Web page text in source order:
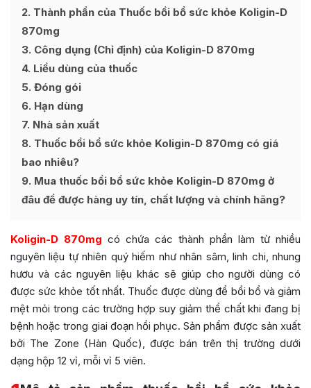
2 Thành phần của Thuốc bồi bổ sức khỏe Koligin-D
870mg
3 Công dụng (Chỉ định) của Koligin-D 870mg
4 Liều dùng của thuốc
5 Đóng gói
6 Hạn dùng
7 Nhà sản xuất
8 Thuốc bồi bổ sức khỏe Koligin-D 870mg có giá
bao nhiêu?
9 Mua thuốc bồi bổ sức khỏe Koligin-D 870mg ở
đâu để được hàng uy tín, chất lượng và chính hãng?
Koligin-D 870mg có chứa các thành phần làm từ nhiều
nguyên liệu tự nhiên quý hiếm như nhân sâm, linh chi, nhung
hươu và các nguyên liệu khác sẽ giúp cho người dùng có
được sức khỏe tốt nhất. Thuốc được dùng để bồi bổ và giảm
mệt mỏi trong các trường hợp suy giảm thể chất khi đang bị
bệnh hoặc trong giai đoạn hồi phục. Sản phẩm được sản xuất
bởi The Zone (Hàn Quốc), được bán trên thị trường dưới
dạng hộp 12 vỉ, mỗi vỉ 5 viên.